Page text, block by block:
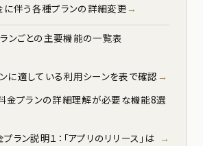
伴う各種プランの詳細変更
ンごとの主要機能の一覧表
ンに適している利用シーンを表で確認
金プランの詳細理解が必要な機能8選
ラン説明１：「アプリのリリース」は